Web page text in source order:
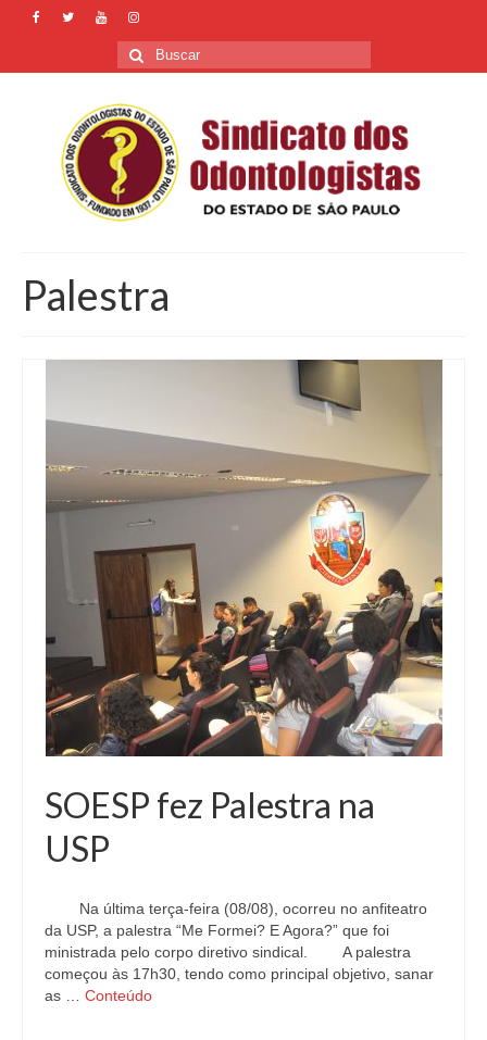
Buscar
por:
Palestra
SOESP fez Palestra na
USP
Na última terça-feira (08/08), ocorreu no anfiteatro
da USP, a palestra “Me Formei? E Agora?” que foi
ministrada pelo corpo diretivo sindical. A palestra
começou às 17h30, tendo como principal objetivo, sanar
as … Conteúdo